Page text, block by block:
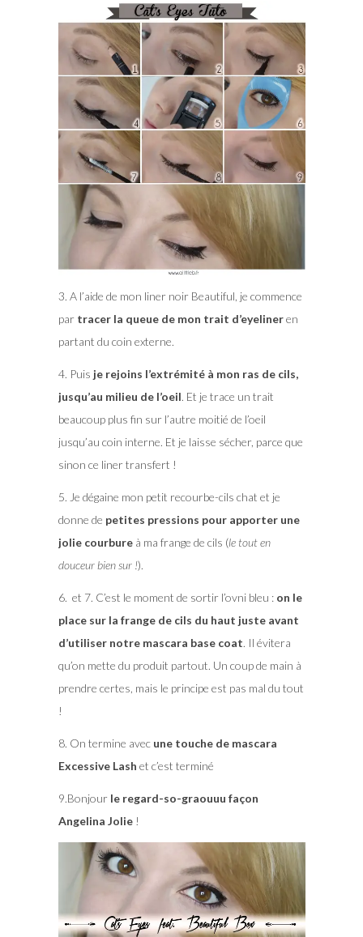
3. A l’aide de mon liner noir Beautiful, je commence
partracer la queue de mon trait d’eyelineren
partant du coin externe.
4. Puis je rejoins l’extrémité à mon ras de cils,
jusqu’au milieu de l’oeil. Et je trace un trait
beaucoup plus fin sur l’autre moitié de l’oeil
jusqu’au coin interne. Et je laisse sécher, parce que
sinon ce liner transfert !
5. Je dégaine mon petit recourbe-cils chat et je
donne de petites pressions pour apporter une
jolie courbureà ma frange de cils (le tout en
douceur bien sur !).
6. et 7. C’est le moment de sortir l’ovni bleu : on le
place sur la frange de cils du haut juste avant
d’utiliser notre mascara base coat. Il évitera
qu’on mette du produit partout. Un coup de main à
prendre certes, mais le principe est pas mal du tout
!
8. On termine avec une touche de mascara
Excessive Lash et c’est terminé
9.Bonjour le regard-so-graouuu façon
Angelina Jolie!